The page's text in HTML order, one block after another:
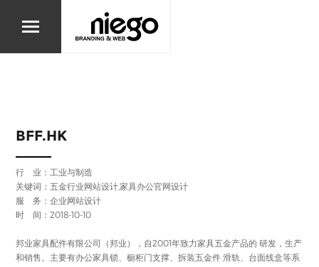
BFF.HK
行 业： 工业与制造
关键词：五金行业网站设计,家具办公官网设计
服 务：企业网站设计
时 间：2018-10-10
邦业家具配件有限公司（邦业），自2001年致力家具五金产品的 研发，生产
和销售。主要有办公家具锁、橱柜门支撑、拆装五金件 滑轨、台面线盒等系